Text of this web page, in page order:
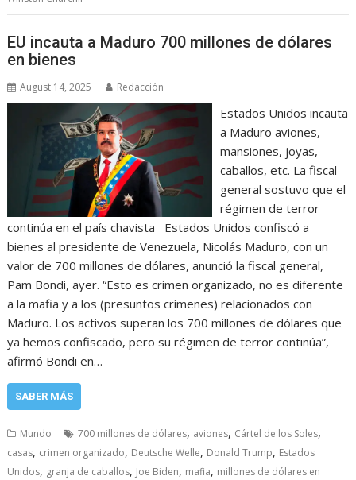
EU incauta a Maduro 700 millones de dólares
en bienes
August 14, 2025 Redacción
Estados Unidos incauta
a Maduro aviones,
mansiones, joyas,
caballos, etc. La fiscal
general sostuvo que el
régimen de terror
continúa en el país chavista Estados Unidos confiscó a
bienes al presidente de Venezuela, Nicolás Maduro, con un
valor de 700 millones de dólares, anunció la fiscal general,
Pam Bondi, ayer. “Esto es crimen organizado, no es diferente
a la mafia y a los (presuntos crímenes) relacionados con
Maduro. Los activos superan los 700 millones de dólares que
ya hemos confiscado, pero su régimen de terror continúa”,
afirmó Bondi en…
SABER MÁS
Mundo 700 millones de dólares, aviones, Cártel de los Soles,
casas, crimen organizado, Deutsche Welle, Donald Trump, Estados
Unidos, granja de caballos, Joe Biden, mafia, millones de dólares en